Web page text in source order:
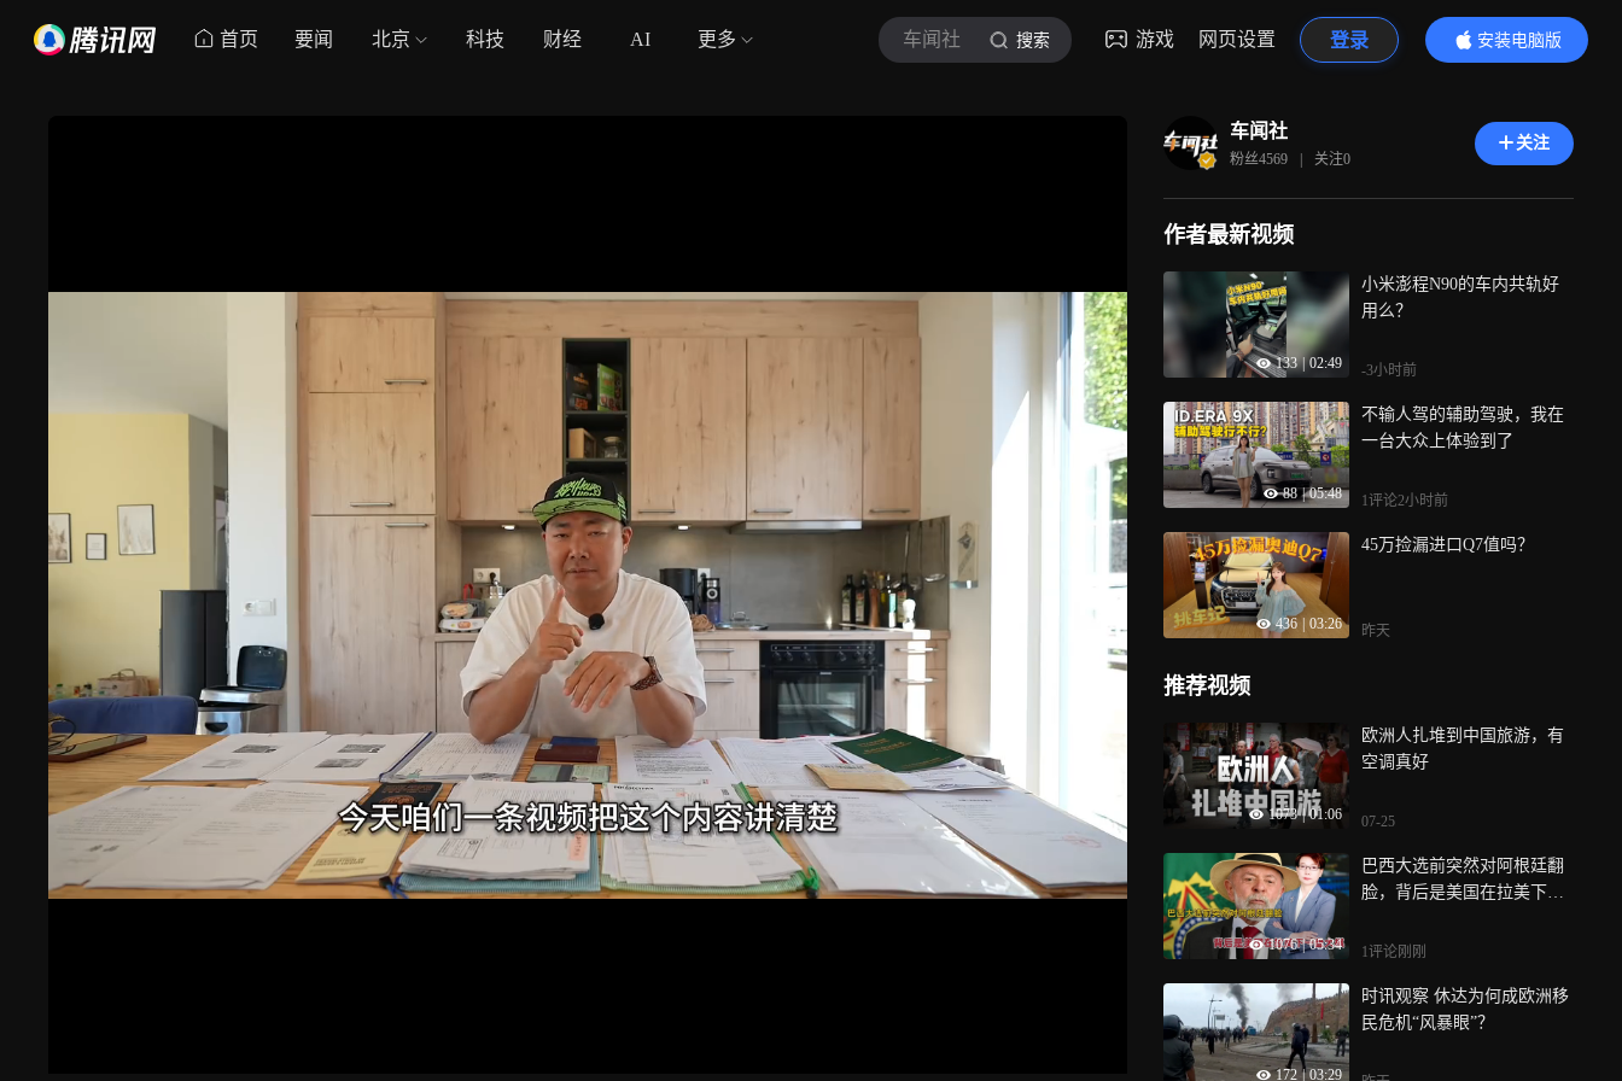
首页 要闻 北京 科技 财经 AI 更多 车闻社 搜索 游戏 网页设置 登录
安装电脑版
内容更精彩
车闻社
粉丝4569 | 关注0
关注
作者最新视频
133 | 02:49
小米澎程N90的车内共轨好
用么？
-3小时前
88 | 05:48
不输人驾的辅助驾驶，我在
一台大众上体验到了
1评论2小时前
436 03:26
45万捡漏进口Q7值吗？
昨天
推荐视频
1073 | 01:06
欧洲人扎堆到中国旅游，有
空调真好
07-25
1076 | 05:34
巴西大选前突然对阿根廷翻
脸，背后是美国在拉美下一
1评论刚刚
172 | 03:29
时讯观察 休达为何成欧洲移
民危机“风暴眼”？